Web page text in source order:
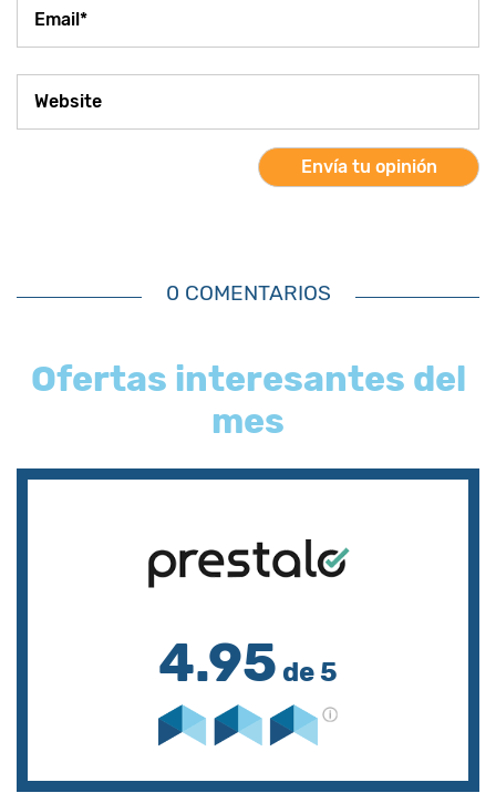
0 COMENTARIOS
Ofertas interesantes del
mes
4.95 de 5